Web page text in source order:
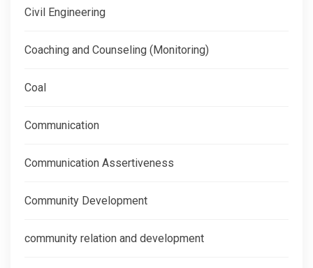
Civil Engineering
Coaching and Counseling (Monitoring)
Coal
Communication
Communication Assertiveness
Community Development
community relation and development